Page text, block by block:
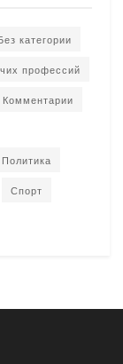
категории
профессий
Комментарии
Политика
Спорт